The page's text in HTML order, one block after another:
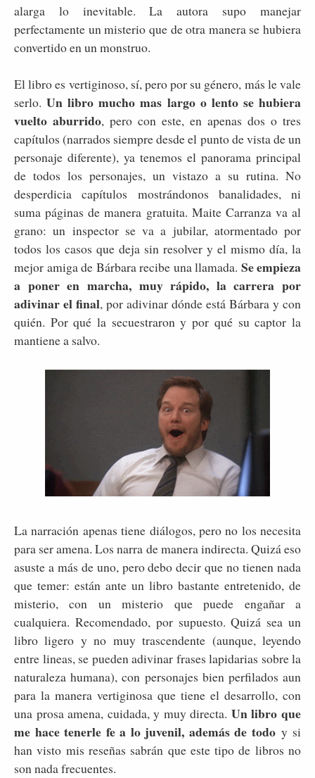
alarga lo inevitable. La autora supo manejar
perfectamente un misterio que de otra manera se hubiera
convertido en un monstruo.
El libro es vertiginoso, sí, pero por su género, más le vale
serlo.Un libro mucho mas largo o lento se hubiera
vuelto aburrido, pero con este, en apenas dos o tres
capítulos (narrados siempre desde el punto de vista de un
personaje diferente), ya tenemos el panorama principal
de todos los personajes, un vistazo a su rutina. No
desperdicia capítulos mostrándonos banalidades, ni
suma páginas de manera gratuita. Maite Carranza va al
grano: un inspector se va a jubilar, atormentado por
todos los casos que deja sin resolver y el mismo día, la
mejor amiga de Bárbara recibe una llamada. Se empieza
a poner en marcha, muy rápido, la carrera por
adivinar el final, por adivinar dónde está Bárbara y con
quién. Por qué la secuestraron y por qué su captor la
mantiene a salvo.
La narración apenas tiene diálogos, pero no los necesita
para ser amena. Los narra de manera indirecta. Quizá eso
asuste a más de uno, pero debo decir que no tienen nada
que temer: están ante un libro bastante entretenido, de
misterio, con un misterio que puede engañar a
cualquiera. Recomendado, por supuesto. Quizá sea un
libro ligero y no muy trascendente (aunque, leyendo
entre lineas, se pueden adivinar frases lapidarias sobre la
naturaleza humana), con personajes bien perfilados aun
para la manera vertiginosa que tiene el desarrollo, con
una prosa amena, cuidada, y muy directa. Un libro que
me hace tenerle fe a lo juvenil, además de todoy si
han visto mis reseñas sabrán que este tipo de libros no
son nada frecuentes.